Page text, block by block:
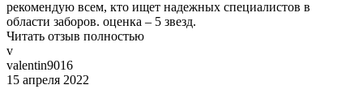
рекомендую всем, кто ищет надежных специалистов в
области заборов. оценка – 5 звезд.
Читать отзыв полностью
v
valentin9016
15 апреля 2022